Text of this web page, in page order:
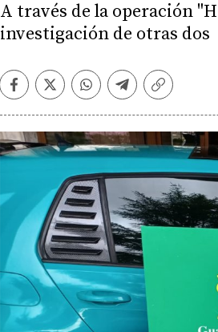
A través de la operación
investigación de otras dos
Facebook
TwitterWhatsapp
Telegram
Copiar